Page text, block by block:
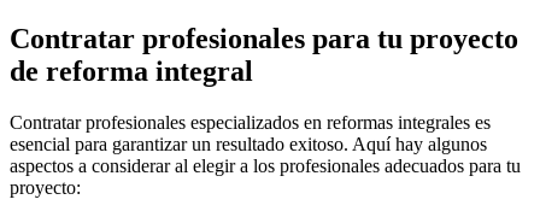
Contratar profesionales para tu proyecto
de reforma integral
Contratar profesionales especializados en reformas integrales es
esencial para garantizar un resultado exitoso. Aquí hay algunos
aspectos a considerar al elegir a los profesionales adecuados para tu
proyecto: